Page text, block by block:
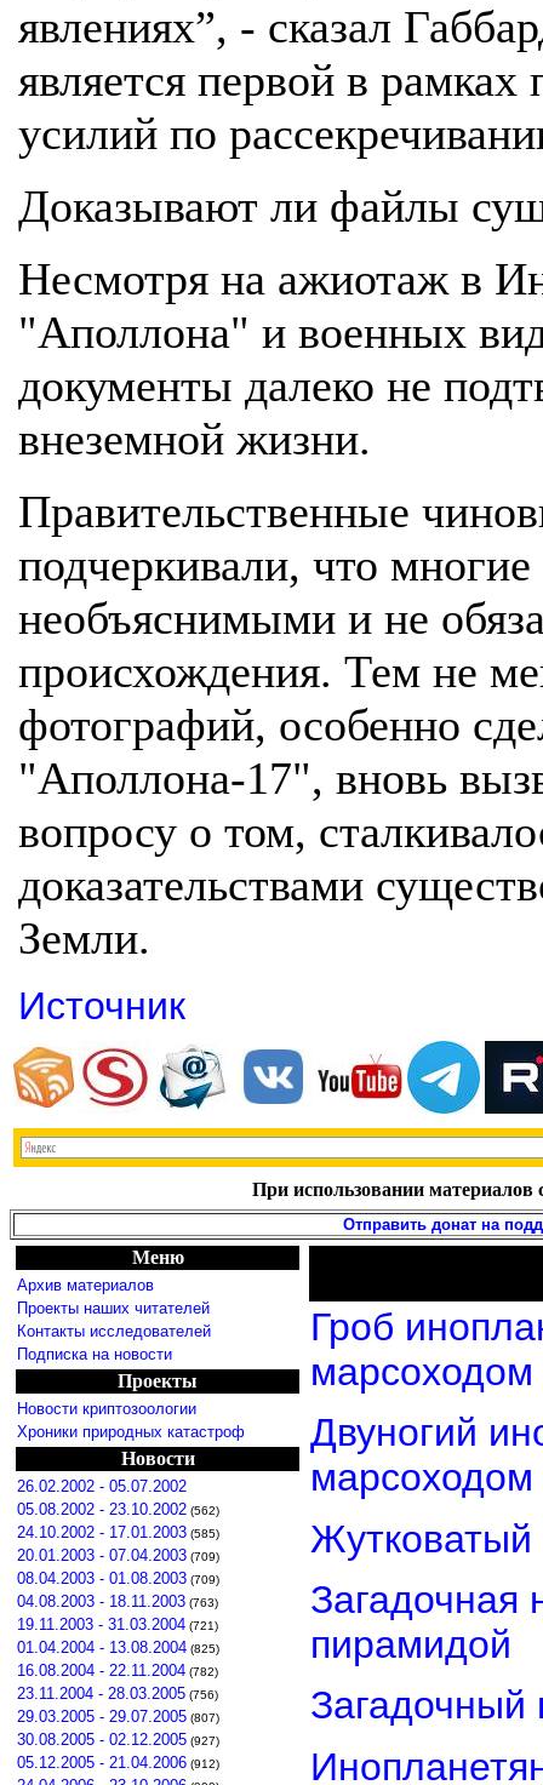
явлениях”, - сказал
является первой в
усилий по
Доказывают ли файлы
Несмотря на ажиотаж в
"Аполлона" и военных
документы далеко не
внеземной жизни.
Правительственные
подчеркивали, что
необъяснимыми и не
происхождения. Тем не
фотографий, особенно
"Аполлона-17", вновь
вопросу о том,
доказательствами
Земли.
Источник
При использовании материалов
Отправить донат на
Меню
Архив материалов
Проекты наших читателей
Контакты исследователей
Подписка на новости
Проекты
Новости криптозоологии
Хроники природных катастроф
Новости
26.02.2002 - 05.07.2002
05.08.2002 - 23.10.2002 (562)
24.10.2002 - 17.01.2003 (585)
20.01.2003 - 07.04.2003 (709)
08.04.2003 - 01.08.2003 (709)
04.08.2003 - 18.11.2003 (763)
19.11.2003 - 31.03.2004 (721)
01.04.2004 - 13.08.2004 (825)
16.08.2004 - 22.11.2004 (782)
23.11.2004 - 28.03.2005 (756)
29.03.2005 - 29.07.2005 (807)
30.08.2005 - 02.12.2005 (927)
05.12.2005 - 21.04.2006 (912)
Гроб
марсоходом
Двуногий
марсоходом
Загадочная
пирамидой